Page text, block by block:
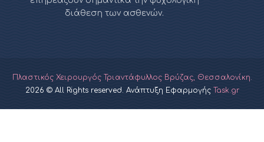
διάθεση των ασθενών.
Πλαστικός Χειρουργός Τριαντάφυλλος Βρύζας, Θεσσαλονίκη.
2026 © All Rights reserved. Ανάπτυξη Εφαρμογής Task.gr